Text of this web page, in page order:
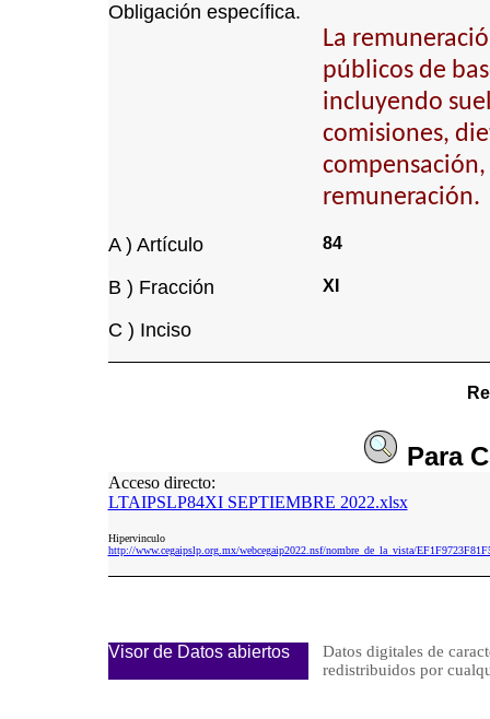
Obligación específica.
La
públicos de
incluyendo
comisiones,
remuneración.
A ) Artículo 84
B ) Fracción XI
C ) Inciso
Para
Acceso directo:
LTAIPSLP84XI SEPTIEMBRE 2022.xlsx
Hipervinculo
http://www.cegaipslp.org.mx/webcegaip2022.nsf/nombre_de_la_vista/
Visor de Datos abiertos
Datos digitales de
redistribuidos por